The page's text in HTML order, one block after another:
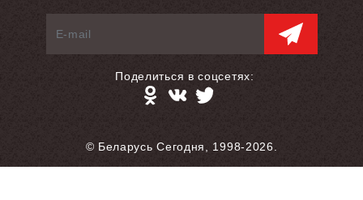
© Беларусь Сегодня, 1998-2026.
Поделиться в соцсетях: